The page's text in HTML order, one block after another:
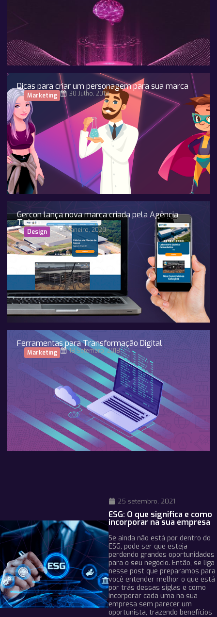
Dicas para criar um personagem para sua marca
Marketing 30 Julho, 2019
Gercon lança nova marca criada pela Agência
Titânio
Design 09 Janeiro, 2020
Ferramentas para Transformação Digital
Marketing 18 Setembro, 2018
25 setembro, 2021
ESG: O que significa e como
incorporar na sua empresa
Se ainda não está por dentro do
ESG, pode ser que esteja
perdendo grandes oportunidades
para o seu negócio. Então, se liga
nesse post que preparamos para
você entender melhor o que está
por trás dessas siglas e como
incorporar cada uma na sua
empresa sem parecer um
oportunista, trazendo benefícios